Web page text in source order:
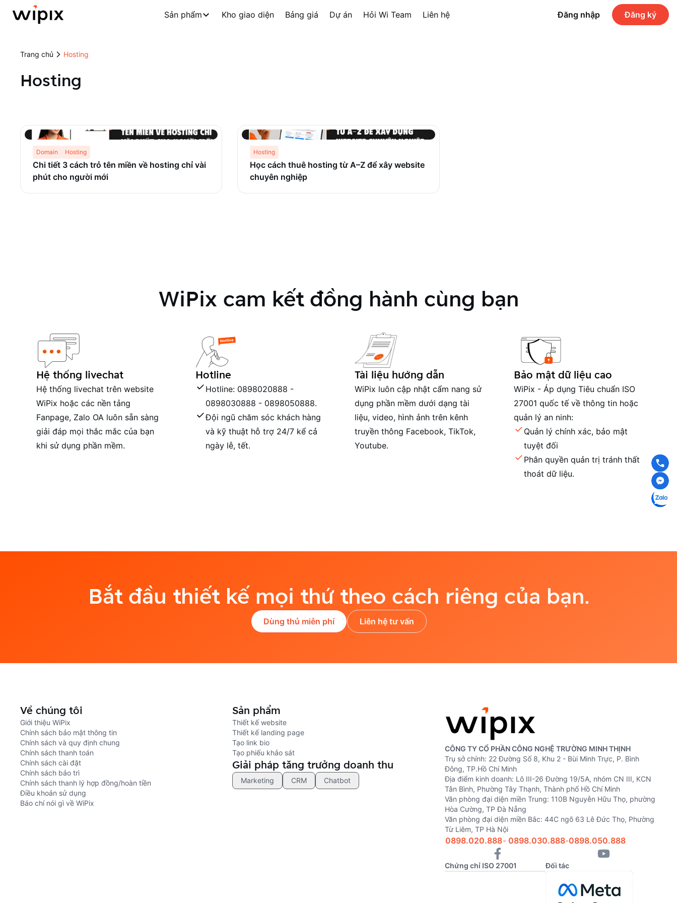
Sản phẩm Kho giao diện Bảng giá Dự án Hỏi Wi Team Liên hệ Đăng nhập Đăng ký
Trang chủ Hosting
Hosting
Domain Hosting
Chi tiết 3 cách trỏ tên miền về hosting chỉ vài
phút cho người mới
Hosting
Học cách thuê hosting từ A–Z để xây website
chuyên nghiệp
WiPix cam kết đồng hành cùng bạn
Hệ thống livechat
Hệ thống livechat trên website
WiPix hoặc các nền tảng
Fanpage, Zalo OA luôn sẵn sàng
giải đáp mọi thắc mắc của bạn
khi sử dụng phần mềm.
Hotline
Hotline: 0898020888 -
0898030888 - 0898050888.
Đội ngũ chăm sóc khách hàng
và kỹ thuật hỗ trợ 24/7 kể cả
ngày lễ, tết.
Tài liệu hướng dẫn
WiPix luôn cập nhật cẩm nang sử
dụng phần mềm dưới dạng tài
liệu, video, hình ảnh trên kênh
truyền thông Facebook, TikTok,
Youtube.
Bảo mật dữ liệu cao
WiPix - Áp dụng Tiêu chuẩn ISO
27001 quốc tế về thông tin hoặc
quản lý an ninh:
Quản lý chính xác, bảo mật
tuyệt đối
Phân quyền quản trị tránh thất
thoát dữ liệu.
Bắt đầu thiết kế mọi thứ theo cách riêng của bạn.
Dùng thủ miễn phí Liên hệ tư vấn
Về chúng tôi
Giới thiệu WiPix
Chính sách bảo mật thông tin
Chính sách và quy định chung
Chính sách thanh toán
Chính sách cài đặt
Chính sách bảo trì
Chính sách thanh lý hợp đồng/hoàn tiền
Điều khoản sử dụng
Báo chí nói gì về WiPix
Sản phẩm
Thiết kế website
Thiết kế landing page
Tạo link bio
Tạo phiếu khảo sát
Giải pháp tăng trưởng doanh thu
Marketing CRM Chatbot
CÔNG TY CỔ PHẦN CÔNG NGHỆ TRƯỜNG MINH THỊNH
Trụ sở chính: 22 Đường Số 8, Khu 2 - Bùi Minh Trực, P. Bình
Đông, TP.Hồ Chí Minh
Địa điểm kinh doanh: Lô III-26 Đường 19/5A, nhóm CN III, KCN
Tân Bình, Phường Tây Thạnh, Thành phố Hồ Chí Minh
Văn phòng đại diện miền Trung: 110B Nguyễn Hữu Thọ, phường
Hòa Cường, TP Đà Nẵng
Văn phòng đại diện miền Bắc: 44C ngõ 63 Lê Đức Thọ, Phường
Từ Liêm, TP Hà Nội
0898.020.888-0898.030.888-0898.050.888
Chứng chỉ ISO 27001 Đối tác